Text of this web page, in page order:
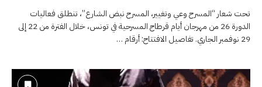
تحت شعار “المسرح وعي وتغيير، المسرح نبض الشارع”، تنطلق فعاليات
الدورة 26 من مهرجان أيام قرطاج المسرحية في تونس، خلال الفترة من 22 إلى
29 نوفمبر الجاري. تفاصيل الافتتاح: أرقام …